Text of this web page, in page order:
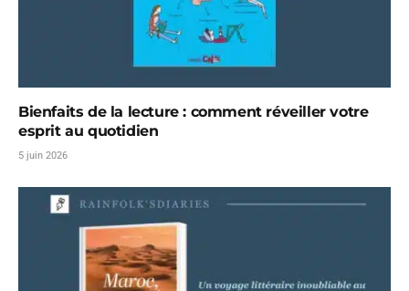
Bienfaits de la lecture : comment réveiller votre
esprit au quotidien
5 juin 2026